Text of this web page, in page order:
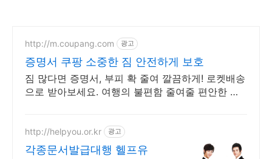
http://m.coupang.com 광고
증명서 쿠팡 소중한 짐 안전하게 보호
짐 많다면 증명서, 부피 확 줄여 깔끔하게! 로켓배송
으로 받아보세요. 여행의 불편함 줄여줄 편안한 여
http://helpyou.or.kr 광고
각종문서발급대행 헬프유